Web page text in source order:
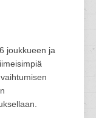
joukkueen ja